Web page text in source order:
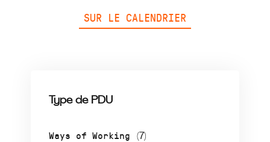
SUR LE CALENDRIER
Type de PDU
Ways of Working (7)